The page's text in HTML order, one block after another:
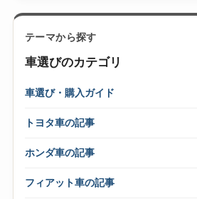
テーマから探す
車選びのカテゴリ
車選び・購入ガイド
トヨタ車の記事
ホンダ車の記事
フィアット車の記事